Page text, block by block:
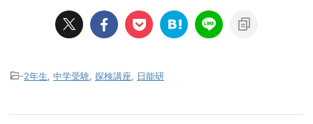
-2年生, 中学受験, 探検講座, 日能研